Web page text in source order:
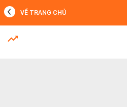
MỚI NHẤT
VỀ TRANG CHỦ